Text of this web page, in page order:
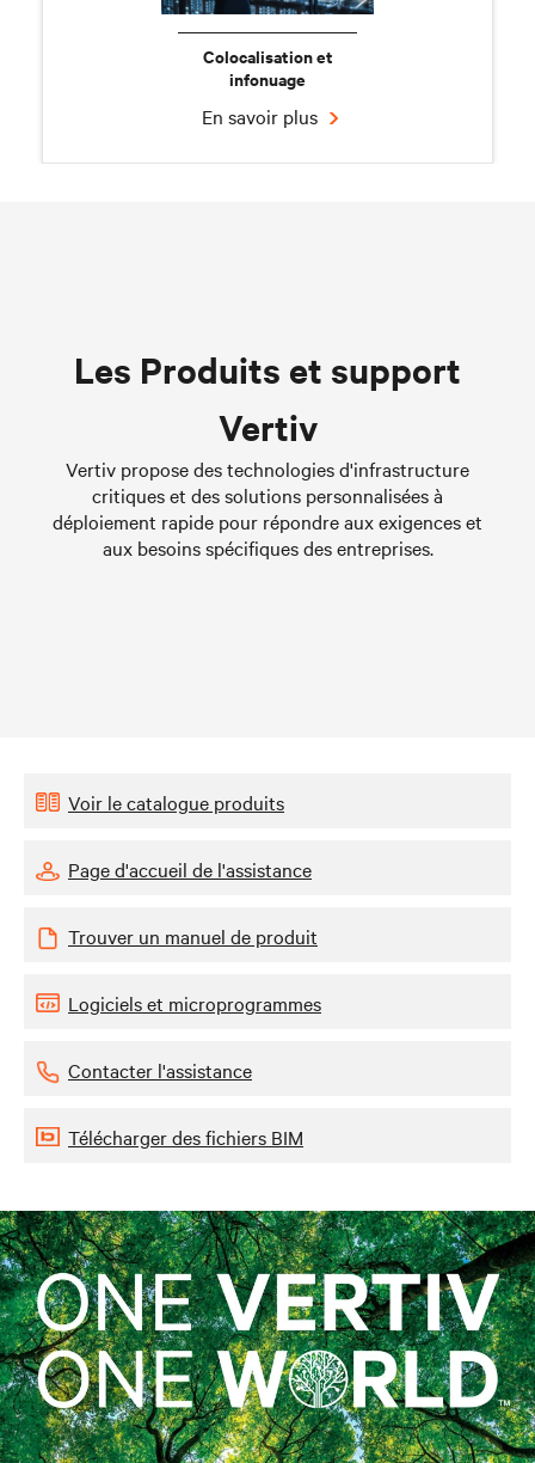
Colocalisation et
infonuage
En savoir plus
Liquid Cooling Options for
Data Centers
Learn more
Les Produits et support
Vertiv
Vertiv propose des technologies d'infrastructure
critiques et des solutions personnalisées à
déploiement rapide pour répondre aux exigences et
aux besoins spécifiques des entreprises.
Voir le catalogue produits
Page d'accueil de l'assistance
Trouver un manuel de produit
Logiciels et microprogrammes
Contacter l'assistance
Télécharger des fichiers BIM